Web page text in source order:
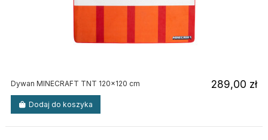
Dywan MINECRAFT TNT 120x120 cm 289,00 zł
Dodaj do koszyka